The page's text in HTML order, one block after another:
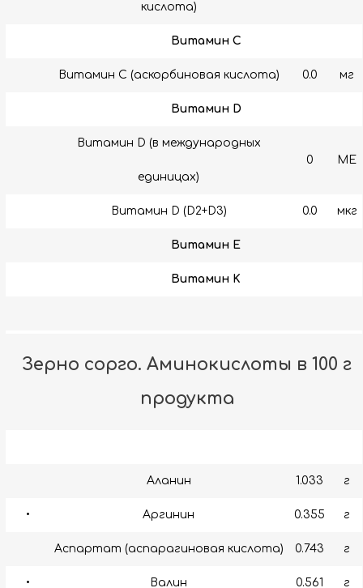
кислота)
Витамин C
Витамин C (аскорбиновая кислота) 0.0 мг
Витамин D
Витамин D (в международных
единицах)
0 МЕ
Витамин D (D2+D3) 0.0 мкг
Витамин E
Витамин K
Зерно сорго. Аминокислоты в 100 г
продукта
Аланин 1.033 г
• Аргинин 0.355 г
Аспартат (аспарагиновая кислота) 0.743 г
• Валин 0.561 г